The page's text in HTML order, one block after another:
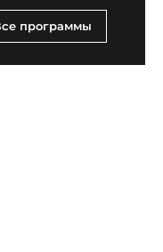
программы